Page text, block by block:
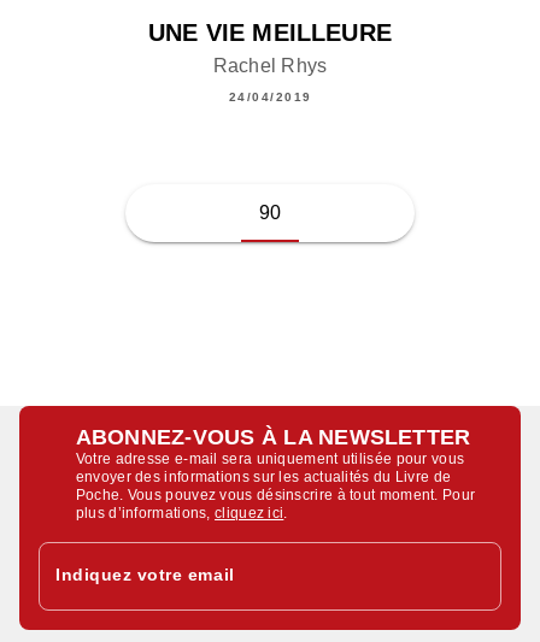
UNE VIE MEILLEURE
Rachel Rhys
24/04/2019
90
ABONNEZ-VOUS À LA NEWSLETTER
Votre adresse e-mail sera uniquement utilisée pour vous
envoyer des informations sur les actualités du Livre de
Poche. Vous pouvez vous désinscrire à tout moment. Pour
plus d’informations,cliquez ici
Indiquez votre email